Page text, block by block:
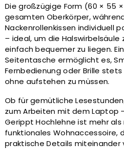
Die großzügige Form (60 × 55
gesamten Oberkörper,
Nackenrollenkissen individuell
– ideal, um die
einfach bequemer zu liegen.
Seitentasche ermöglicht es,
Fernbedienung oder Brille
ohne aufstehen zu müssen.
Ob für gemütliche
zum Arbeiten mit dem Laptop
Gerippt Hochlehne ist mehr als
funktionales Wohnaccessoire,
praktische Details miteinander